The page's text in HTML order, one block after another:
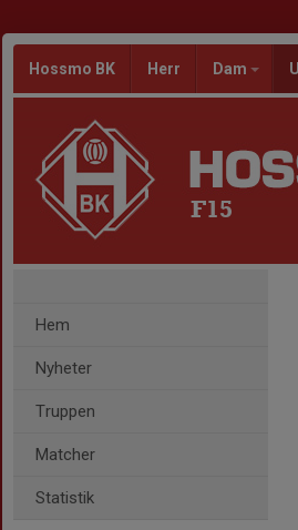
Hossmo BK Herr Dam
F15
Hem
Nyheter
Truppen
Matcher
Statistik